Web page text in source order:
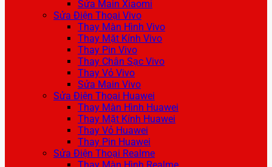
Sửa Main Xiaomi
Sửa Điện Thoại Vivo
Thay Màn Hình Vivo
Thay Mặt Kính Vivo
Thay Pin Vivo
Thay Chân Sạc Vivo
Thay Vỏ Vivo
Sửa Main Vivo
Sửa Điện Thoại Huawei
Thay Màn Hình Huawei
Thay Mặt Kính Huawei
Thay Vỏ Huawei
Thay Pin Huawei
Sửa Điện Thoại Realme